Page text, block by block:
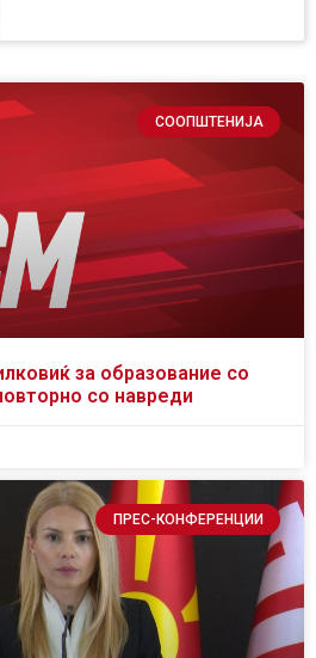
СООПШТЕНИЈА
за образование со
со навреди
ПРЕС-КОНФЕРЕНЦИИ